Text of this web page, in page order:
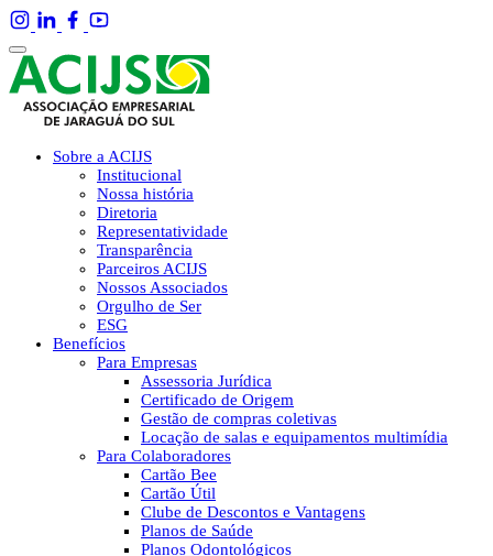
Sobre a ACIJS
Institucional
Nossa história
Diretoria
Representatividade
Transparência
Parceiros ACIJS
Nossos Associados
Orgulho de Ser
ESG
Benefícios
Para Empresas
Assessoria Jurídica
Certificado de Origem
Gestão de compras coletivas
Locação de salas e equipamentos multimídia
Para Colaboradores
Cartão Bee
Cartão Útil
Clube de Descontos e Vantagens
Planos de Saúde
Planos Odontológicos